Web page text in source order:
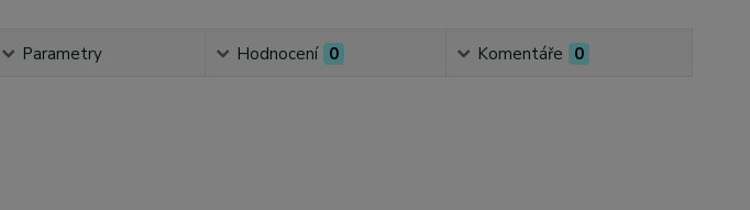
Parametry Hodnocení 0 Komentáře 0